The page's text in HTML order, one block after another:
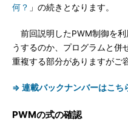
何？ 」の続きとなります。
前回説明したPWM制御を
うするのか、プログラムと併
重複する部分がありますがご
⇒ 連載バックナンバーはこち
PWMの式の確認